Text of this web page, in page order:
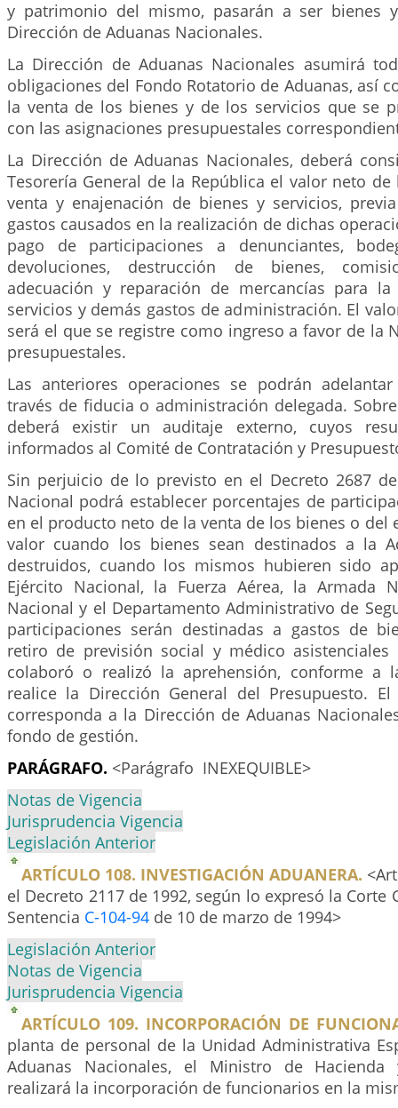
y patrimonio del mismo, pasarán a ser bienes
Dirección de Aduanas Nacionales.
La Dirección de Aduanas Nacionales asumirá
obligaciones del Fondo Rotatorio de Aduanas, así
la venta de los bienes y de los servicios que se
con las asignaciones presupuestales
La Dirección de Aduanas Nacionales, deberá
Tesorería General de la República el valor neto
venta y enajenación de bienes y servicios,
gastos causados en la realización de dichas
pago de participaciones a denunciantes,
devoluciones, destrucción de bienes,
adecuación y reparación de mercancías para la
servicios y demás gastos de administración. El
será el que se registre como ingreso a favor de la
presupuestales.
Las anteriores operaciones se podrán
través de fiducia o administración delegada.
deberá existir un auditaje externo, cuyos
informados al Comité de Contratación y
Sin perjuicio de lo previsto en el Decreto 2687
Nacional podrá establecer porcentajes de
en el producto neto de la venta de los bienes o del
valor cuando los bienes sean destinados a la
destruidos, cuando los mismos hubieren sido
Ejército Nacional, la Fuerza Aérea, la Armada
Nacional y el Departamento Administrativo de
participaciones serán destinadas a gastos de
retiro de previsión social y médico
colaboró o realizó la aprehensión, conforme a
realice la Dirección General del Presupuesto.
corresponda a la Dirección de Aduanas
fondo de gestión.
PARÁGRAFO. <Parágrafo INEXEQUIBLE>
Notas de Vigencia
Jurisprudencia Vigencia
Legislación Anterior
ARTÍCULO 108. INVESTIGACIÓN ADUANERA.
el Decreto 2117 de 1992, según lo expresó la Corte
Sentencia C-104-94 de 10 de marzo de 1994>
Legislación Anterior
Notas de Vigencia
Jurisprudencia Vigencia
ARTÍCULO 109. INCORPORACIÓN DE
planta de personal de la Unidad Administrativa
Aduanas Nacionales, el Ministro de
realizará la incorporación de funcionarios en la